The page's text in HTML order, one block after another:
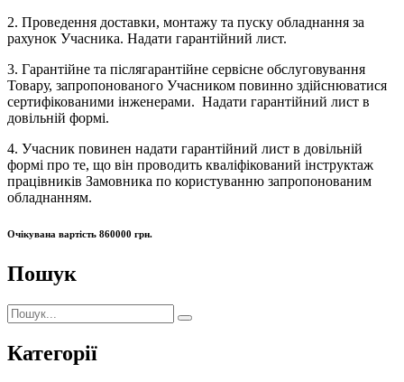
2. Проведення доставки, монтажу та пуску обладнання за
рахунок Учасника. Надати гарантійний лист.
3. Гарантійне та післягарантійне сервісне обслуговування
Товару, запропонованого Учасником повинно здійснюватися
сертифікованими інженерами. Надати гарантійний лист в
довільній формі.
4. Учасник повинен надати гарантійний лист в довільній
формі про те, що він проводить кваліфікований інструктаж
працівників Замовника по користуванню запропонованим
обладнанням.
Очікувана вартість 860000 грн.
Пошук
Пошук:
Пошук
Категорії